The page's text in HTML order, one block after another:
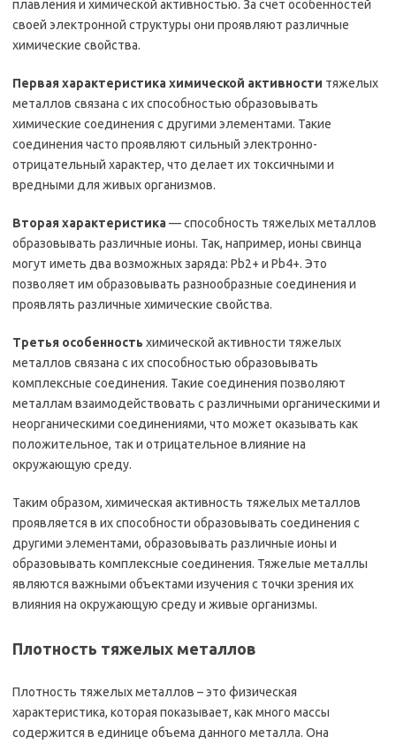
плавления и химической активностью. За счет особенностей
своей электронной структуры они проявляют различные
химические свойства.
Первая характеристика химической активности тяжелых
металлов связана с их способностью образовывать
химические соединения с другими элементами. Такие
соединения часто проявляют сильный электронно-
отрицательный характер, что делает их токсичными и
вредными для живых организмов.
Вторая характеристика— способность тяжелых металлов
образовывать различные ионы. Так, например, ионы свинца
могут иметь два возможных заряда: Pb2+ и Pb4+. Это
позволяет им образовывать разнообразные соединения и
проявлять различные химические свойства.
Третья особенность химической активности тяжелых
металлов связана с их способностью образовывать
комплексные соединения. Такие соединения позволяют
металлам взаимодействовать с различными органическими и
неорганическими соединениями, что может оказывать как
положительное, так и отрицательное влияние на
окружающую среду.
Таким образом, химическая активность тяжелых металлов
проявляется в их способности образовывать соединения с
другими элементами, образовывать различные ионы и
образовывать комплексные соединения. Тяжелые металлы
являются важными объектами изучения с точки зрения их
влияния на окружающую среду и живые организмы.
Плотность тяжелых металлов
Плотность тяжелых металлов – это физическая
характеристика, которая показывает, как много массы
содержится в единице объема данного металла. Она